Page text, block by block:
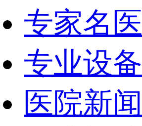
专家名医
专业设备
医院新闻